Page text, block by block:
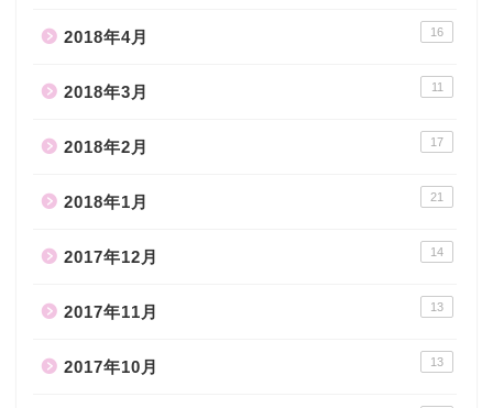
2018年4月 16
2018年3月 11
2018年2月 17
2018年1月 21
2017年12月 14
2017年11月 13
2017年10月 13